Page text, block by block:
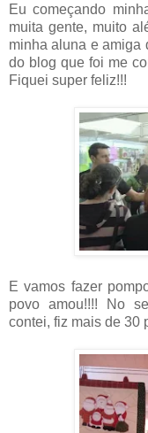
Eu começando
muita gente, muito
minha aluna e amiga
do blog que foi me
Fiquei super feliz!!!
E vamos fazer
povo amou!!!! No
contei, fiz mais de 30